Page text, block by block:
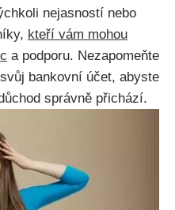
nejasností nebo
kteří vám mohou
a podporu. Nezapomeňte
bankovní účet, abyste
správně přichází.